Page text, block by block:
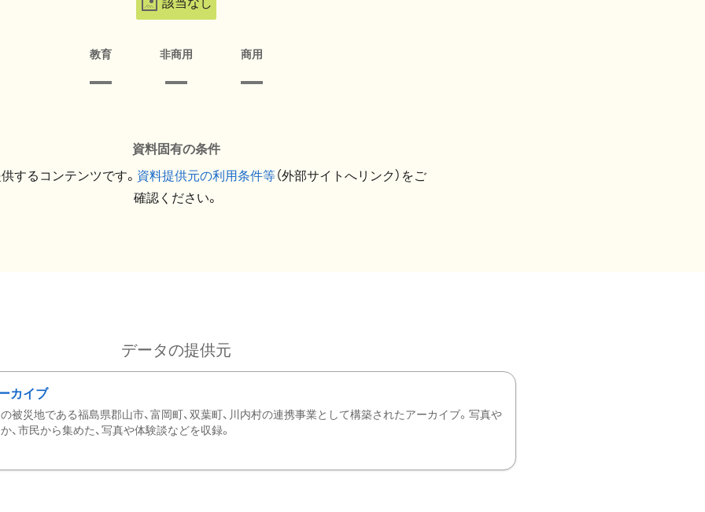
教育 非商用 商用
資料固有の条件
するコンテンツです。 資料提供元の利用条件等（外部サイトへリンク）をご
確認ください。
データの提供元
カイブ
被災地である福島県郡山市、富岡町、双葉町、川内村の連携事業として構築されたアーカイブ。写真や
、市民から集めた、写真や体験談などを収録。